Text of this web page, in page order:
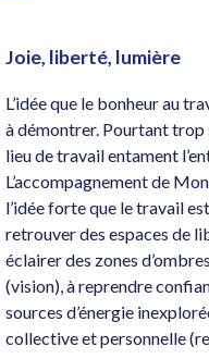
Joie, liberté, lumière
L’idée que le bonheur au
à démontrer. Pourtant trop
lieu de travail entament
L’accompagnement de
l’idée forte que le travail
retrouver des espaces de
éclairer des zones
(vision), à reprendre
sources d’énergie
collective et personnelle